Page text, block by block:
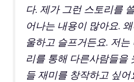
다. 제가 그런 스토리를
어나는 내용이 많아요.
울하고 슬프거든요. 저
리를 통해 다른사람들을
들 재미를 창작하고 싶